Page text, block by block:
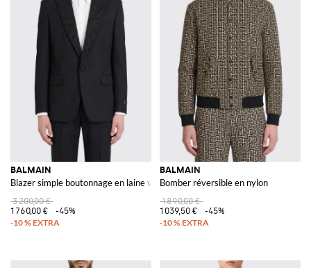
BALMAIN
Blazer simple boutonnage en laine vierge
3 200,00 €
1 760,00 €
-45%
BALMAIN
Bomber réversible en nylon
1 890,00 €
1 039,50 €
-45%